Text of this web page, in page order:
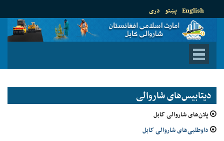
دری پښتو English
دیتابیس‌های شاروالی
پلان‌های شاروالی کابل
داوطلبی‌های شاروالی کابل